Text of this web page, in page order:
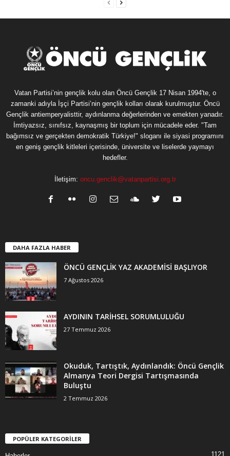
Vatan Partisi’nin gençlik kolu olan Öncü Gençlik 17 Nisan 1994'te, o
zamanki adıyla İşçi Partisi’nin gençlik kolları olarak kurulmuştur. Öncü
Gençlik antiemperyalisttir, aydınlanma değerlerinden ve emekten yanadır.
İmtiyazsız, sınıfsız, kaynaşmış bir toplum için mücadele eder. "Tam
bağımsız ve gerçekten demokratik Türkiye!" sloganı ile siyasi programını
en geniş gençlik kitleleri içerisinde, üniversite ve liselerde yaymayı
hedefler.
İletişim: oncu.genclik@vatanpartisi.org.tr
DAHA FAZLA HABER
ÖNCÜ GENÇLİK YAZ AKADEMİSİ BAŞLIYOR
7 Ağustos 2026
AYDININ TARİHSEL SORUMLULUĞU
27 Temmuz 2026
Okuduk, Tartıştık, Aydınlandık: Öncü Gençlik
Almanya Teori Dergisi Tartışmasında
Buluştu
2 Temmuz 2026
POPÜLER KATEGORİLER
1121